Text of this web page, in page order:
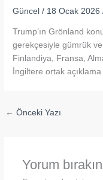
Güncel / 18 Ocak 2026
Trump’ın Grönland
gerekçesiyle gümrük
Finlandiya, Fransa,
İngiltere ortak açıklama
← Önceki Yazı
Yorum bırakın